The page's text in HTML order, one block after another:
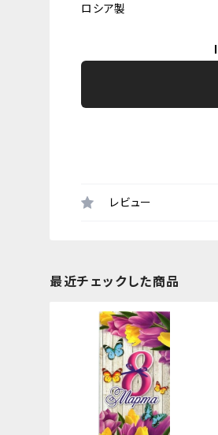
ロシア製
レビュー
最近チェックした商品